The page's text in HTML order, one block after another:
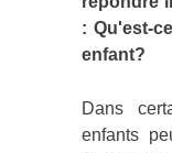
: Qu'est-
enfant?
Dans
enfants